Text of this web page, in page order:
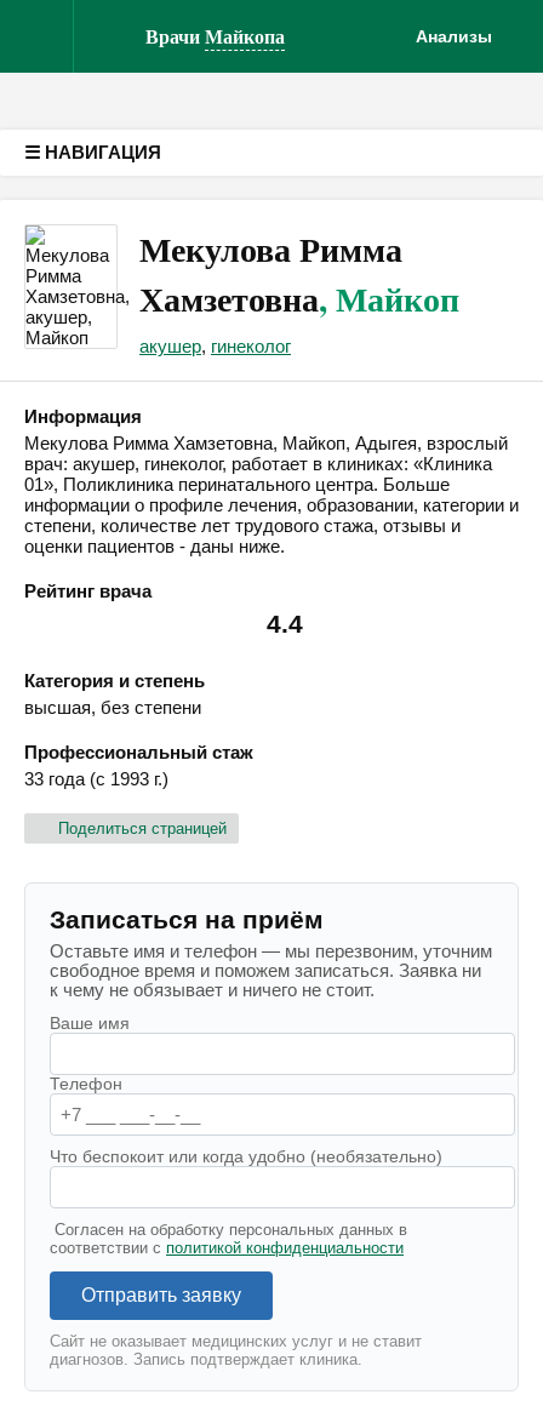
ВрачиМайкопа Анализы
☰ НАВИГАЦИЯ
Мекулова Римма
Хамзетовна, Майкоп
акушер, гинеколог
Информация
Мекулова Римма Хамзетовна, Майкоп, Адыгея, взрослый
врач: акушер, гинеколог, работает в клиниках: «Клиника
01», Поликлиника перинатального центра. Больше
информации о профиле лечения, образовании, категории и
степени, количестве лет трудового стажа, отзывы и
оценки пациентов - даны ниже.
Рейтинг врача
4.4
Категория и степень
высшая, без степени
Профессиональный стаж
33 года (с 1993 г.)
Поделиться страницей
Записаться на приём
Оставьте имя и телефон — мы перезвоним, уточним
свободное время и поможем записаться. Заявка ни
к чему не обязывает и ничего не стоит.
Ваше имя
Телефон
Что беспокоит или когда удобно (необязательно)
Согласен на обработку персональных данных в
соответствии с политикой конфиденциальности
Отправить заявку
Сайт не оказывает медицинских услуг и не ставит
диагнозов. Запись подтверждает клиника.